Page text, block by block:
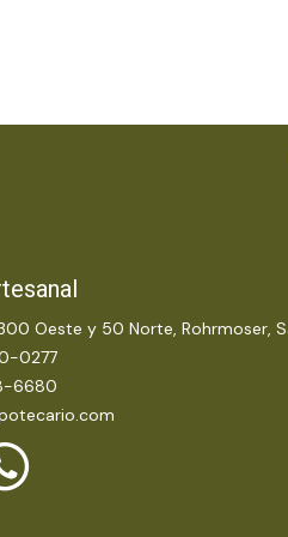
Oeste y 50 Norte, Rohrmoser,
0277
6680